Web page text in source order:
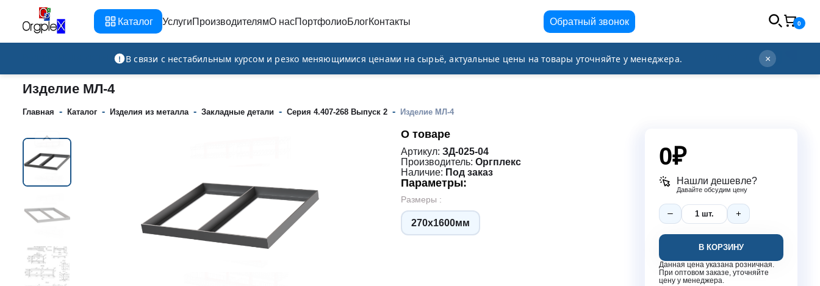
Каталог УслугиПроизводителямО насПортфолиоБлогКонтакты Обратный звонок 0
В связи с нестабильным курсом и резко меняющимися ценами на сырьё, актуальные цены на товары уточняйте у менеджера. ×
Рекламно-производственная компания info@orgplex.com +7 (495) 021-63-96
Изделие МЛ-4
Главная - Каталог - Изделия из металла - Закладные детали - Серия 4.407-268 Выпуск 2 - Изделие МЛ-4
О товаре
Артикул:ЗД-025-04
Производитель:Оргплекс
Наличие: Под заказ
Параметры:
Размеры :
270х1600мм
0₽
Нашли дешевле?
Давайте обсудим цену
В КОРЗИНУ
Данная цена указана розничная.
При оптовом заказе, уточняйте
цену у менеджера.